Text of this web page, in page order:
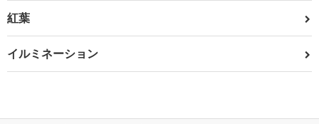
紅葉
イルミネーション